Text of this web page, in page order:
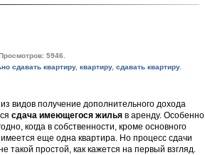
5946.
сдавать квартиру, квартиру, сдавать квартиру.
видов получение дополнительного дохода
сдача имеющегося жильяв аренду. Особенно
когда в собственности, кроме основного
еще одна квартира. Но процесс сдачи
такой простой, как кажется на первый взгляд.